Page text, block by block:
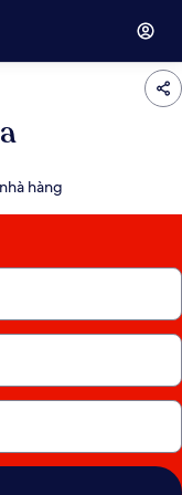
hàng